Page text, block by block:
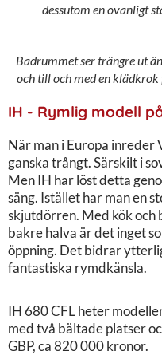
dessutom en ovanligt
Badrummet ser trängre ut
och till och med en
IH - Rymlig modell
När man i Europa
ganska trångt. Särskilt i
Men IH har löst detta
säng. Istället har man en
skjutdörren. Med kök och
bakre halva är det inget
öppning. Det bidrar
fantastiska rymdkänsla.
IH 680 CFL heter
med två bältade platser
GBP, ca 820 000 kronor.